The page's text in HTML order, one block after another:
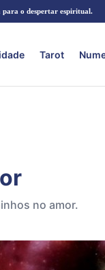
para o despertar espiritual.
Tarot
no amor.